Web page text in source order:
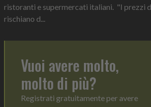
ristoranti e supermercati italiani. "I prezzi
rischiano d...
Vuoi avere molto,
molto di più?
Registrati gratuitamente per avere